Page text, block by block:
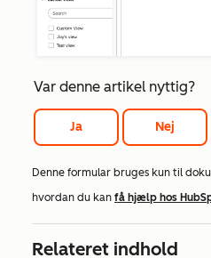
Var denne artikel nyttig?
Ja Nej
Denne formular bruges kun til
hvordan du kan få hjælp hos
Relateret indhold